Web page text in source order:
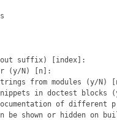
suffix) [index]:
(y/N) [n]:
from modules (y/N)
in doctest blocks
of
shown or hidden on